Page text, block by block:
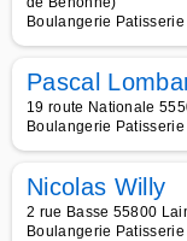
Boulangerie
Pascal
19 route Nationale
Boulangerie
Nicolas Willy
2 rue Basse 55800
Boulangerie